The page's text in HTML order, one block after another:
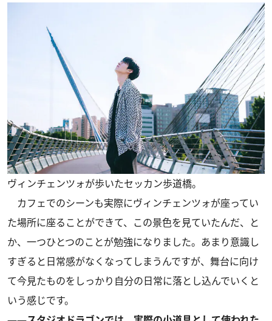
ヴィンチェンツォが歩いたセッカン歩道橋。
カフェでのシーンも実際にヴィンチェンツォが座ってい
た場所に座ることができて、この景色を見ていたんだ、と
か、一つひとつのことが勉強になりました。あまり意識し
すぎると日常感がなくなってしまうんですが、舞台に向け
て今見たものをしっかり自分の日常に落とし込んでいくと
いう感じです。